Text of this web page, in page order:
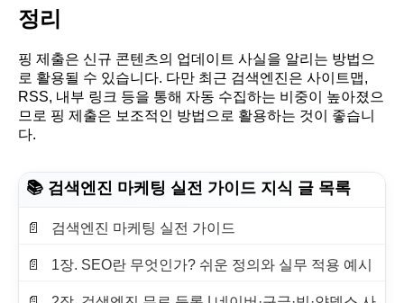
정리
핑 제출은 신규 콘텐츠의 업데이트 사실을 알리는 방법으
로 활용될 수 있습니다. 다만 최근 검색엔진은 사이트맵,
RSS, 내부 링크 등을 통해 자동 수집하는 비중이 높아졌으
므로 핑 제출은 보조적인 방법으로 활용하는 것이 좋습니
다.
📚 검색엔진 마케팅 실전 가이드 지식 글 목록
검색엔진 마케팅 실전 가이드
1장. SEO란 무엇인가? 쉬운 정의와 실무 적용 예시